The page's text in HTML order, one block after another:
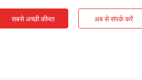
सबसे अच्छी कीमत अब से संपर्क करें